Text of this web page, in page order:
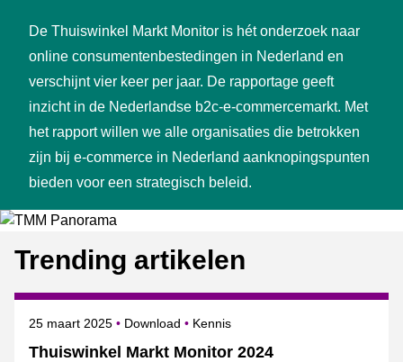
De Thuiswinkel Markt Monitor is hét onderzoek naar
online consumentenbestedingen in Nederland en
verschijnt vier keer per jaar. De rapportage geeft
inzicht in de Nederlandse b2c-e-commercemarkt. Met
het rapport willen we alle organisaties die betrokken
zijn bij e-commerce in Nederland aanknopingspunten
bieden voor een strategisch beleid.
Trending artikelen
Thuiswinkel Markt Monitor 2024
Gepubliceerd op
25 maart 2025 Download Onderwerpen
Kennis